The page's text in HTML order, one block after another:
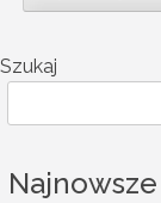
Szukaj